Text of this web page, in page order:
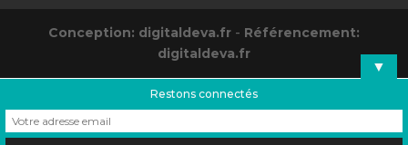
Conception: digitaldeva.fr - Référencement:
digitaldeva.fr
▼
Restons connectés